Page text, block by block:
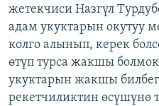
жетекчиси Назгүл
адам укуктарын окутуу
колго алынып, керек
өтүп турса жакшы
укуктарын жакшы
рекетчиликтин өсүшүнө